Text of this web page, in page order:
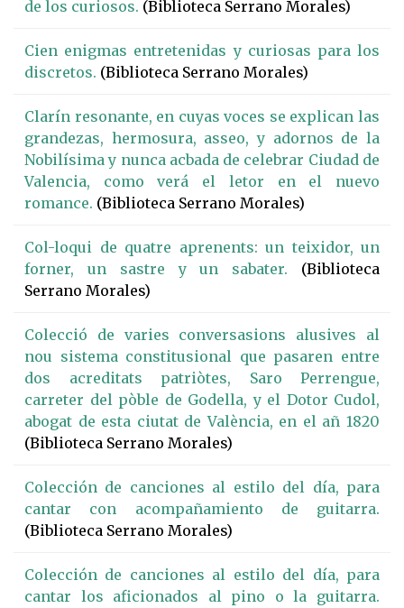
de los curiosos. (Biblioteca Serrano Morales)
Cien enigmas entretenidas y curiosas para los
discretos. (Biblioteca Serrano Morales)
Clarín resonante, en cuyas voces se explican las
grandezas, hermosura, asseo, y adornos de la
Nobilísima y nunca acbada de celebrar Ciudad de
Valencia, como verá el letor en el nuevo
romance. (Biblioteca Serrano Morales)
Col-loqui de quatre aprenents: un teixidor, un
forner, un sastre y un sabater. (Biblioteca
Serrano Morales)
Colecció de varies conversasions alusives al
nou sistema constitusional que pasaren entre
dos acreditats patriòtes, Saro Perrengue,
carreter del pòble de Godella, y el Dotor Cudol,
abogat de esta ciutat de València, en el añ 1820
(Biblioteca Serrano Morales)
Colección de canciones al estilo del día, para
cantar con acompañamiento de guitarra.
(Biblioteca Serrano Morales)
Colección de canciones al estilo del día, para
cantar los aficionados al pino o la guitarra.